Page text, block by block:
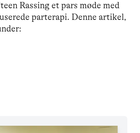
Rassing et pars møde med
parterapi. Denne artikel,